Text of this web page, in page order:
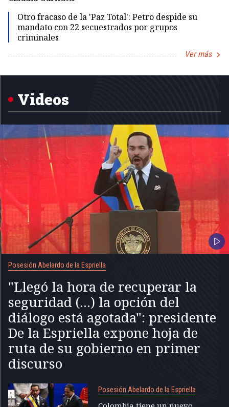
Otro fracaso de la 'Paz Total': Petro despide su
mandato con 22 secuestrados por grupos
criminales
Ver más
1
Videos
Posesión Abelardo de la Espriella
"Llegó la hora de recuperar la
seguridad (...) la opción del
diálogo está agotada": presidente
De la Espriella expone hoja de
ruta de su gobierno en primer
discurso
Posesión Abelardo de la Espriella